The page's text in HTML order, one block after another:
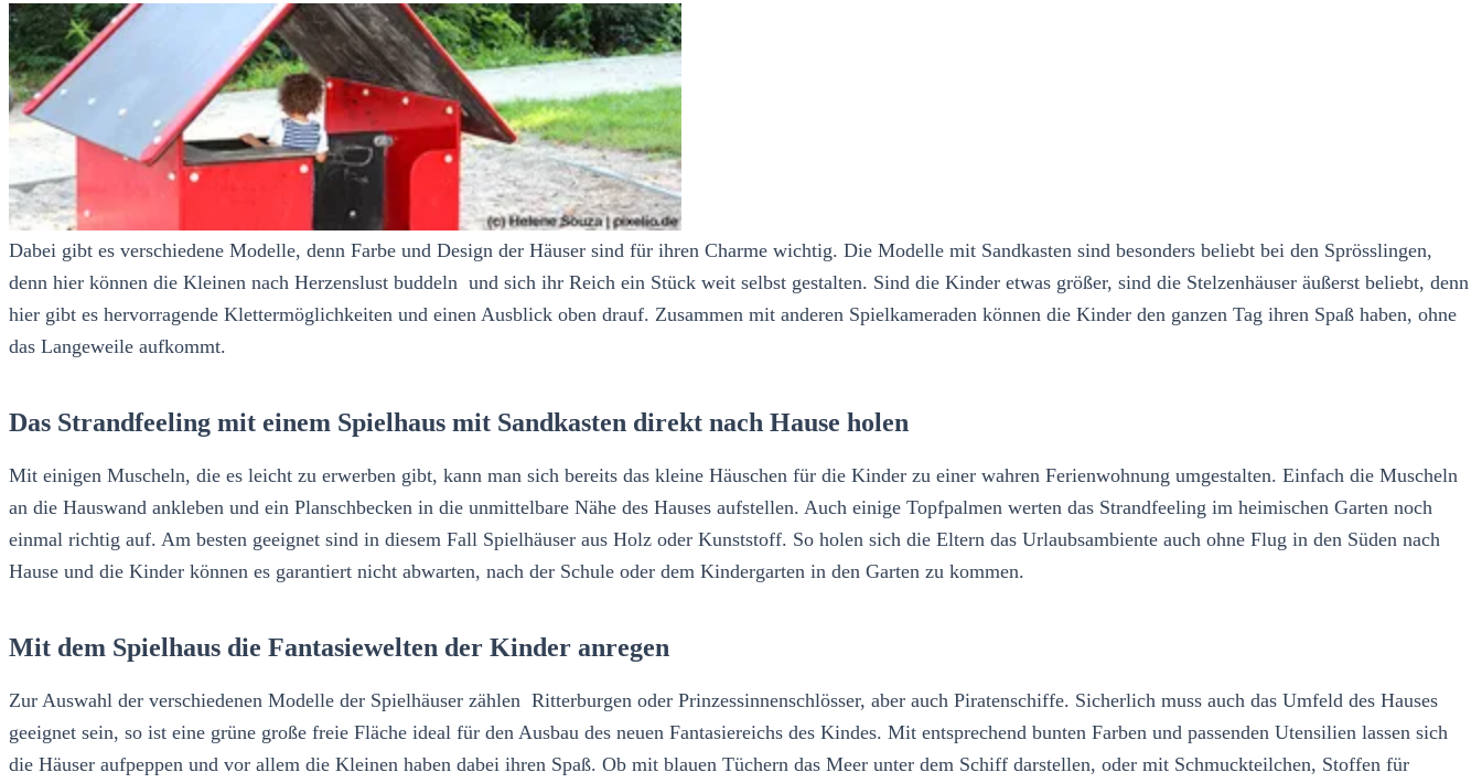
Dabei gibt es verschiedene Modelle, denn Farbe und Design der Häuser sind für ihren Charme wichtig. Die Modelle mit Sandkasten sind besonders beliebt bei den Sprösslingen,
denn hier können die Kleinen nach Herzenslust buddeln und sich ihr Reich ein Stück weit selbst gestalten. Sind die Kinder etwas größer, sind die Stelzenhäuser äußerst beliebt, denn
hier gibt es hervorragende Klettermöglichkeiten und einen Ausblick oben drauf. Zusammen mit anderen Spielkameraden können die Kinder den ganzen Tag ihren Spaß haben, ohne
das Langeweile aufkommt.
Das Strandfeeling mit einem Spielhaus mit Sandkasten direkt nach Hause holen
Mit einigen Muscheln, die es leicht zu erwerben gibt, kann man sich bereits das kleine Häuschen für die Kinder zu einer wahren Ferienwohnung umgestalten. Einfach die Muscheln
an die Hauswand ankleben und ein Planschbecken in die unmittelbare Nähe des Hauses aufstellen. Auch einige Topfpalmen werten das Strandfeeling im heimischen Garten noch
einmal richtig auf. Am besten geeignet sind in diesem Fall Spielhäuser aus Holz oder Kunststoff. So holen sich die Eltern das Urlaubsambiente auch ohne Flug in den Süden nach
Hause und die Kinder können es garantiert nicht abwarten, nach der Schule oder dem Kindergarten in den Garten zu kommen.
Mit dem Spielhaus die Fantasiewelten der Kinder anregen
Zur Auswahl der verschiedenen Modelle der Spielhäuser zählen Ritterburgen oder Prinzessinnenschlösser, aber auch Piratenschiffe. Sicherlich muss auch das Umfeld des Hauses
geeignet sein, so ist eine grüne große freie Fläche ideal für den Ausbau des neuen Fantasiereichs des Kindes. Mit entsprechend bunten Farben und passenden Utensilien lassen sich
die Häuser aufpeppen und vor allem die Kleinen haben dabei ihren Spaß. Ob mit blauen Tüchern das Meer unter dem Schiff darstellen, oder mit Schmuckteilchen, Stoffen für